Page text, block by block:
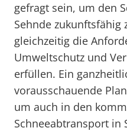
gefragt sein, um den
Sehnde zukunftsfähig
gleichzeitig die
Umweltschutz und
erfüllen. Ein
vorausschauende
um auch in den
Schneeabtransport in